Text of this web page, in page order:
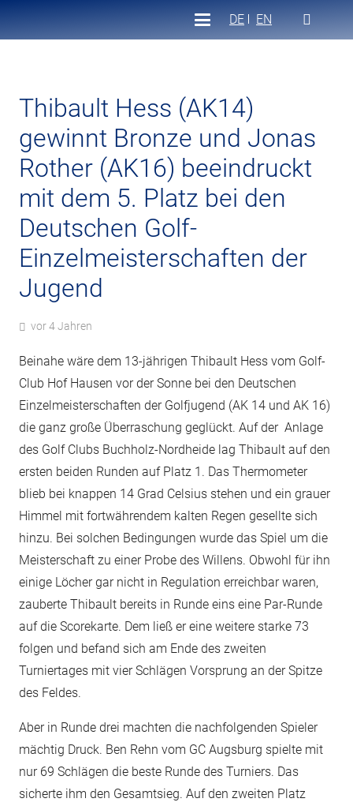
DE EN
Thibault Hess (AK14)
gewinnt Bronze und Jonas
Rother (AK16) beeindruckt
mit dem 5. Platz bei den
Deutschen Golf-
Einzelmeisterschaften der
Jugend
vor 4 Jahren
Beinahe wäre dem 13-jährigen Thibault Hess vom Golf-
Club Hof Hausen vor der Sonne bei den Deutschen
Einzelmeisterschaften der Golfjugend (AK 14 und AK 16)
die ganz große Überraschung geglückt. Auf der Anlage
des Golf Clubs Buchholz-Nordheide lag Thibault auf den
ersten beiden Runden auf Platz 1. Das Thermometer
blieb bei knappen 14 Grad Celsius stehen und ein grauer
Himmel mit fortwährendem kalten Regen gesellte sich
hinzu. Bei solchen Bedingungen wurde das Spiel um die
Meisterschaft zu einer Probe des Willens. Obwohl für ihn
einige Löcher gar nicht in Regulation erreichbar waren,
zauberte Thibault bereits in Runde eins eine Par-Runde
auf die Scorekarte. Dem ließ er eine weitere starke 73
folgen und befand sich am Ende des zweiten
Turniertages mit vier Schlägen Vorsprung an der Spitze
des Feldes.
Aber in Runde drei machten die nachfolgenden Spieler
mächtig Druck. Ben Rehn vom GC Augsburg spielte mit
nur 69 Schlägen die beste Runde des Turniers. Das
sicherte ihm den Gesamtsieg. Auf den zweiten Platz